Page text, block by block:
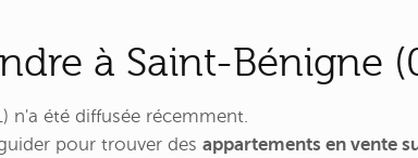
à Saint-Bénigne
n'a été diffusée récemment.
pour trouver des appartements en vente